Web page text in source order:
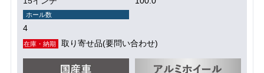
ホール数
4
在庫・納期 取り寄せ品(要問い合わせ)